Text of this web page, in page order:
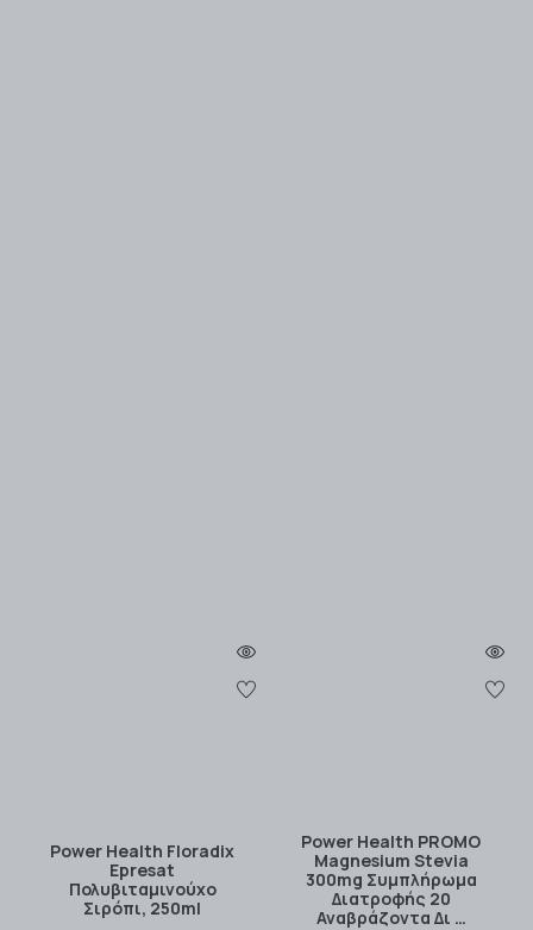
Power Health Floradix
Epresat
Πολυβιταμινούχο
Σιρόπι, 250ml
Power Health PROMO
Magnesium Stevia
300mg Συμπλήρωμα
Διατροφής 20
Αναβράζοντα Δι …